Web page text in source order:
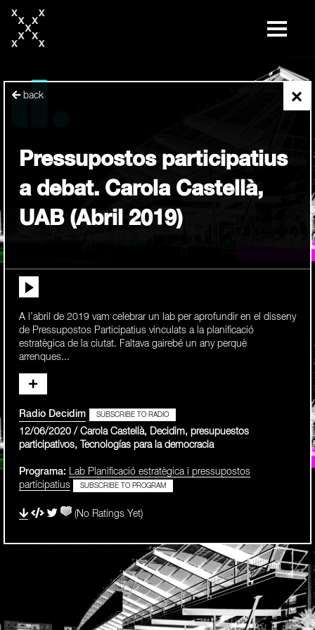
content
×
back
Pressupostos participatius
a debat. Carola Castellà,
UAB (Abril 2019)
A l’abril de 2019 vam celebrar un lab per aprofundir en el disseny
de Pressupostos Participatius vinculats a la planificació
estratègica de la ciutat. Faltava gairebé un any perquè
arrenques...
Radio Decidim SUBSCRIBE TO RADIO
12/06/2020 / Carola Castellà, Decidim, presupuestos
participativos, Tecnologías para la democracia
Programa: Lab Planificació estratègica i pressupostos
participatius
SUBSCRIBE TO PROGRAM
(No Ratings Yet)